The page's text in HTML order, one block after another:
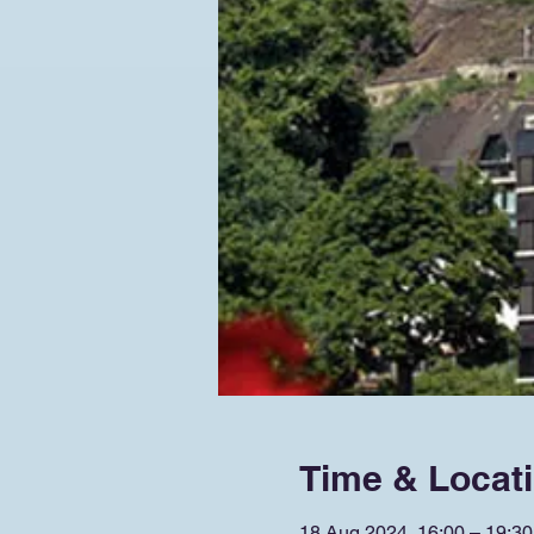
Time &